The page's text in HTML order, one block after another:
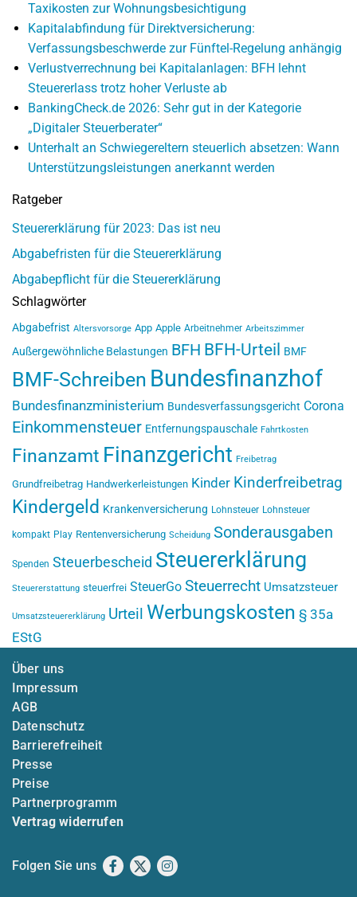
Taxikosten zur Wohnungsbesichtigung
Kapitalabfindung für Direktversicherung:
Verfassungsbeschwerde zur Fünftel-Regelung anhängig
Verlustverrechnung bei Kapitalanlagen: BFH lehnt
Steuererlass trotz hoher Verluste ab
BankingCheck.de 2026: Sehr gut in der Kategorie
„Digitaler Steuerberater“
Unterhalt an Schwiegereltern steuerlich absetzen: Wann
Unterstützungsleistungen anerkannt werden
Ratgeber
Steuererklärung für 2023: Das ist neu
Abgabefristen für die Steuererklärung
Abgabepflicht für die Steuererklärung
Schlagwörter
Abgabefrist Altersvorsorge App Apple Arbeitnehmer Arbeitszimmer
Außergewöhnliche Belastungen BFH BFH-Urteil BMF
BMF-Schreiben Bundesfinanzhof
Bundesfinanzministerium Bundesverfassungsgericht Corona
Einkommensteuer Entfernungspauschale Fahrtkosten
Finanzamt Finanzgericht Freibetrag
Grundfreibetrag Handwerkerleistungen Kinder Kinderfreibetrag
Kindergeld Krankenversicherung Lohnsteuer Lohnsteuer
kompakt Play Rentenversicherung Scheidung Sonderausgaben
Spenden Steuerbescheid Steuererklärung
Steuererstattung steuerfrei SteuerGo Steuerrecht Umsatzsteuer
Umsatzsteuererklärung Urteil Werbungskosten § 35a
EStG
Über uns
Impressum
AGB
Datenschutz
Barrierefreiheit
Presse
Preise
Partnerprogramm
Vertrag widerrufen
Folgen Sie uns Facebook
X Instagram